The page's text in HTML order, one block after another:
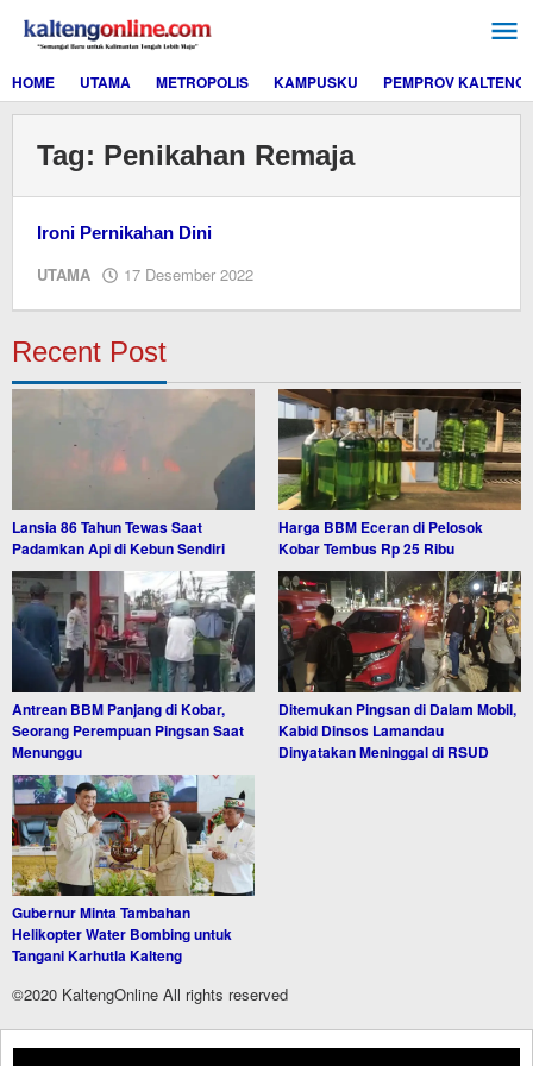
konten
HOME
UTAMA METROPOLIS KAMPUSKU PEMPROV KALTENG
Tag: Penikahan Remaja
Ironi Pernikahan Dini
UTAMA 17 Desember 2022
Recent Post
Lansia 86 Tahun Tewas Saat
Padamkan Api di Kebun Sendiri
Harga BBM Eceran di Pelosok
Kobar Tembus Rp 25 Ribu
Antrean BBM Panjang di Kobar,
Seorang Perempuan Pingsan Saat
Menunggu
Ditemukan Pingsan di Dalam Mobil,
Kabid Dinsos Lamandau
Dinyatakan Meninggal di RSUD
Gubernur Minta Tambahan
Helikopter Water Bombing untuk
Tangani Karhutla Kalteng
©2020 KaltengOnline All rights reserved